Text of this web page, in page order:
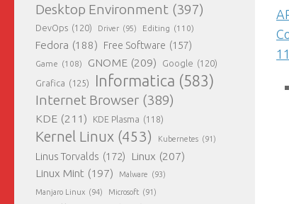
Desktop Environment (397)
DevOps (120) Driver (95) Editing (110)
Fedora (188) Free Software (157)
Game (108) GNOME (209) Google (120)
Grafica (125) Informatica (583)
Internet Browser (389)
KDE (211) KDE Plasma (118)
Kernel Linux (453) Kubernetes (91)
Linus Torvalds (172) Linux (207)
Linux Mint (197) Malware (93)
Manjaro Linux (94) Microsoft (91)